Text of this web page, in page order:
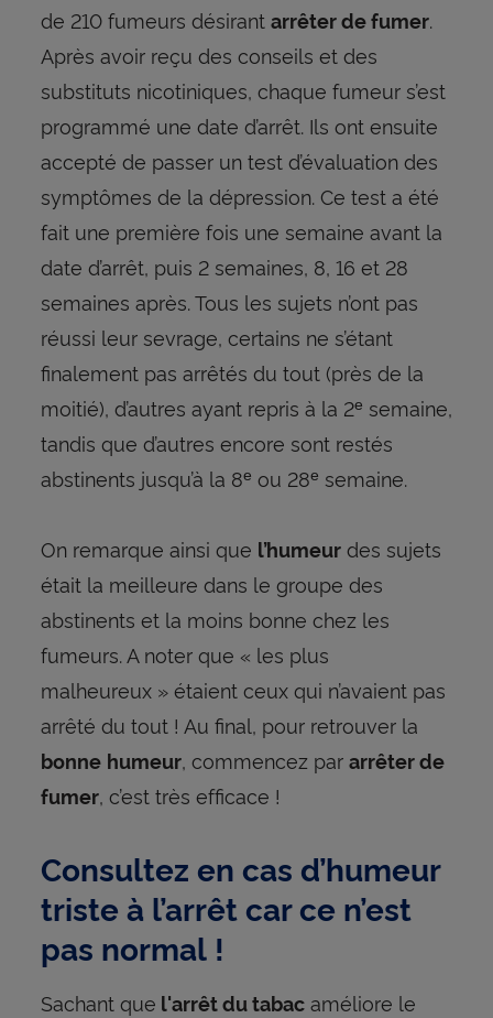
de 210 fumeurs désirant arrêter de fumer.
Après avoir reçu des conseils et des
substituts nicotiniques, chaque fumeur s’est
programmé une date d’arrêt. Ils ont ensuite
accepté de passer un test d’évaluation des
symptômes de la dépression. Ce test a été
fait une première fois une semaine avant la
date d’arrêt, puis 2 semaines, 8, 16 et 28
semaines après. Tous les sujets n’ont pas
réussi leur sevrage, certains ne s’étant
finalement pas arrêtés du tout (près de la
moitié), d’autres ayant repris à la 2e semaine,
tandis que d’autres encore sont restés
abstinents jusqu’à la 8e ou 28e semaine.
On remarque ainsi que l’humeurdes sujets
était la meilleure dans le groupe des
abstinents et la moins bonne chez les
fumeurs. A noter que « les plus
malheureux » étaient ceux qui n’avaient pas
arrêté du tout ! Au final, pour retrouver la
bonne humeur, commencez par arrêter de
fumer, c’est très efficace !
Consultez en cas d’humeur
triste à l’arrêt car ce n’est
pas normal !
Sachant que l'arrêt du tabacaméliore le